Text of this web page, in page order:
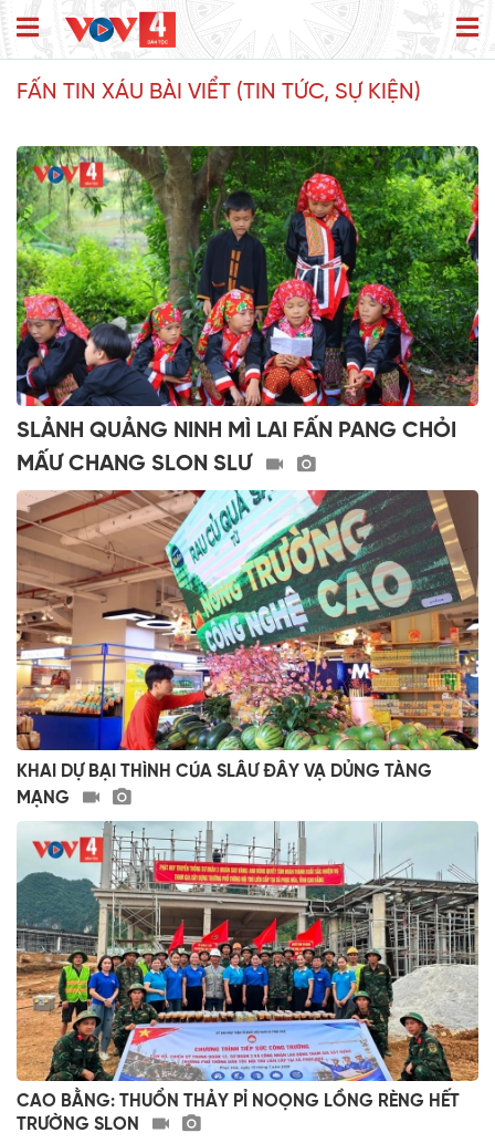
FẤN TIN XÁU BÀI VIỂT (TIN TỨC, SỰ KIỆN)
SLẢNH QUẢNG NINH MÌ LAI FẤN PANG CHỎI
MẤƯ CHANG SLON SLƯ
KHAI DỰ BẠI THÌNH CÚA SLÂƯ ĐÂY VẠ DỦNG TÀNG
MẠNG
CAO BẰNG: THUỔN THẢY PỈ NOỌNG LỒNG RÈNG HẾT
TRƯỜNG SLON